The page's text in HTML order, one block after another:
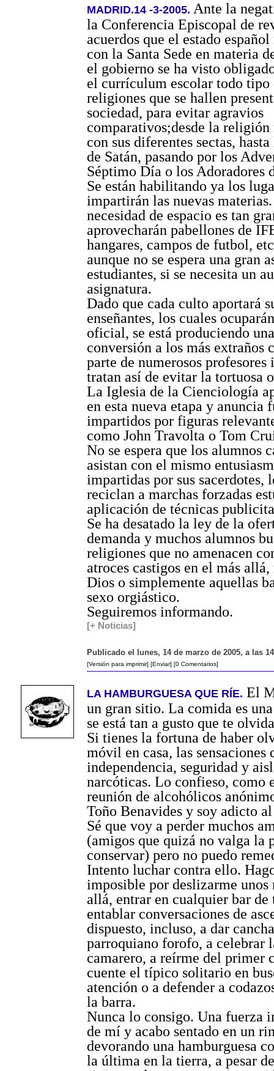
MADRID.14 -3-2005. Ante la
la Conferencia Episcopal de
acuerdos que el estado
con la Santa Sede en materia
el gobierno se ha visto
el currículum escolar todo tipo
religiones que se hallen
sociedad, para evitar agravios
comparativos;desde la religión
con sus diferentes sectas,
de Satán, pasando por los
Séptimo Día o los Adoradores
Se están habilitando ya los
impartirán las nuevas
necesidad de espacio es tan
aprovecharán pabellones de
hangares, campos de futbol,
aunque no se espera una gran
estudiantes, si se necesita un
asignatura.
Dado que cada culto aportará
enseñantes, los cuales
oficial, se está produciendo
conversión a los más extraños
parte de numerosos profesores
tratan así de evitar la tortuosa
La Iglesia de la Cienciología
en esta nueva etapa y anuncia
impartidos por figuras
como John Travolta o Tom
No se espera que los alumnos
asistan con el mismo
impartidas por sus sacerdotes,
reciclan a marchas forzadas
aplicación de técnicas
Se ha desatado la ley de la
demanda y muchos alumnos
religiones que no amenacen
atroces castigos en el más
Dios o simplemente aquellas
sexo orgiástico.
Seguiremos informando.
[+ Noticias]
Publicado el lunes, 14 de marzo de 2005, a las
[Versión para imprimir] [Enviar] [0 Comentarios]
LA HAMBURGUESA QUE RÍE. El
un gran sitio. La comida es
se está tan a gusto que te
Si tienes la fortuna de haber
móvil en casa, las sensaciones
independencia, seguridad y
narcóticas. Lo confieso, como
reunión de alcohólicos
Toño Benavides y soy adicto
Sé que voy a perder muchos
(amigos que quizá no valga la
conservar) pero no puedo
Intento luchar contra ello.
imposible por deslizarme unos
allá, entrar en cualquier bar de
entablar conversaciones de
dispuesto, incluso, a dar
parroquiano forofo, a celebrar
camarero, a reírme del primer
cuente el típico solitario en
atención o a defender a
la barra.
Nunca lo consigo. Una fuerza
de mí y acabo sentado en un
devorando una hamburguesa
la última en la tierra, a pesar